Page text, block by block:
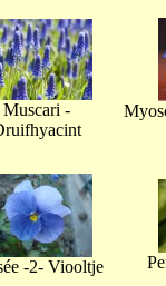
Muscari -
-2- Viooltje